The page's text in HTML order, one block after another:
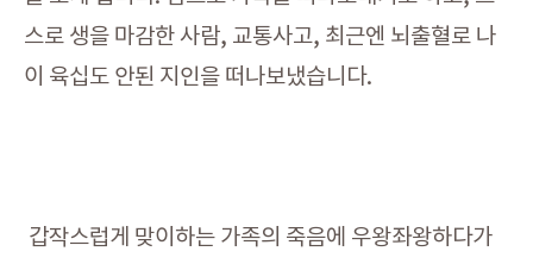
스로 생을 마감한 사람, 교통사고, 최근엔 뇌출혈로 나
이 육십도 안된 지인을 떠나보냈습니다.
갑작스럽게 맞이하는 가족의 죽음에 우왕좌왕하다가